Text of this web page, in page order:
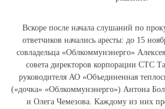
Вскоре после начала слушаний по
ответчиков начались аресты: до 15
совладельца «Облкоммунэнерго»
совета директоров корпорации СТС
руководителя АО «Объединенная
(«дочка» «Облкоммунэнерго») Антона
и Олега Чемезова. Каждому из них